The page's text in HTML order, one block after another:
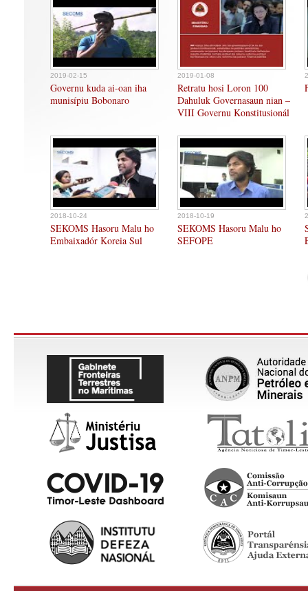
2019-02-15
Governu kuda ai-oan iha
munisípiu Bobonaro
2019-01-08
Retratu hosi Loron 100
Dahuluk Governasaun nian –
VIII Governu Konstitusionál
2018-10-24
SEKOMS Hasoru Malu ho
Embaixadór Koreia Sul
2018-10-19
SEKOMS Hasoru Malu ho
SEFOPE